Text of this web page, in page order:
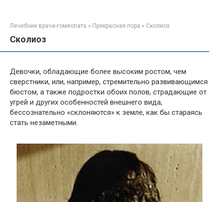
Лечебник врача-гомеопата » Прекрасная пора » Сколиоз
Сколиоз
Девочки, обладающие более высоким ростом, чем
сверстники, или, например, стремительно развивающимся
бюстом, а также подростки обоих полов, страдающие от
угрей и других особенностей внешнего вида,
бессознательно «склоняются» к земле, как бы стараясь
стать незаметными.